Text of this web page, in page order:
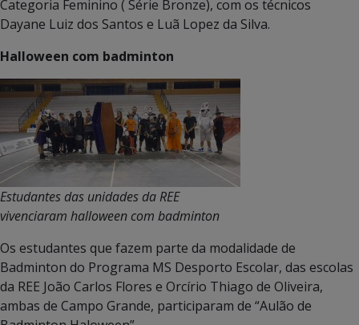
Categoria Feminino ( Série Bronze), com os técnicos
Dayane Luiz dos Santos e Luã Lopez da Silva.
Halloween com badminton
Estudantes das unidades da REE
vivenciaram halloween com badminton
Os estudantes que fazem parte da modalidade de
Badminton do Programa MS Desporto Escolar, das escolas
da REE João Carlos Flores e Orcírio Thiago de Oliveira,
ambas de Campo Grande, participaram de “Aulão de